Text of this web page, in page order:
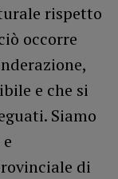
rispetto
occorre
e che si
Siamo
di